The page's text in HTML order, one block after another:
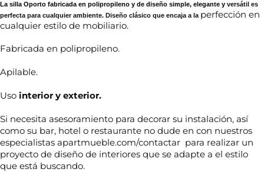
La silla Oporto fabricada en polipropileno y de diseño simple, elegante y versátil es
perfecta para cualquier ambiente. Diseño clásico que encaja a la perfección en
cualquier estilo de mobiliario.
Fabricada en polipropileno.
Apilable.
Uso interior y exterior.
Si necesita asesoramiento para decorar su instalación, así
como su bar, hotel o restaurante no dude en con nuestros
especialistas apartmueble.com/contactar para realizar un
proyecto de diseño de interiores que se adapte a el estilo
que está buscando.